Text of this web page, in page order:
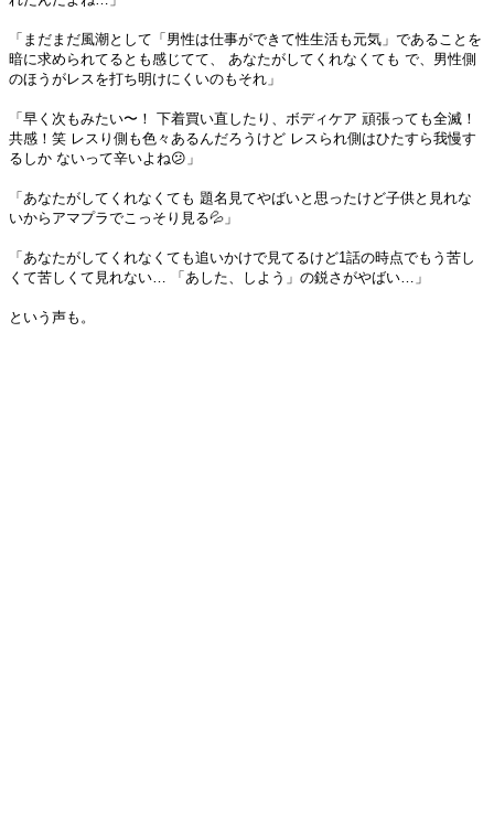
「まだまだ風潮として「男性は仕事ができて性生活も元気」であることを
暗に求められてるとも感じてて、 あなたがしてくれなくても で、男性側
のほうがレスを打ち明けにくいのもそれ」
「早く次もみたい〜！ 下着買い直したり、ボディケア 頑張っても全滅！
共感！笑 レスり側も色々あるんだろうけど レスられ側はひたすら我慢す
るしか ないって辛いよね😕」
「あなたがしてくれなくても 題名見てやばいと思ったけど子供と見れな
いからアマプラでこっそり見る💦」
「あなたがしてくれなくても追いかけで見てるけど1話の時点でもう苦し
くて苦しくて見れない… 「あした、しよう」の鋭さがやばい…」
という声も。